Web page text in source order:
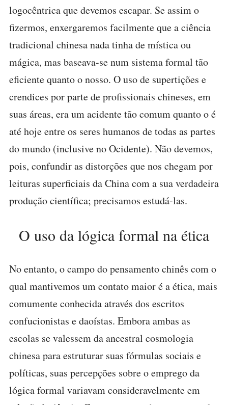
logocêntrica que devemos escapar. Se assim o
fizermos, enxergaremos facilmente que a ciência
tradicional chinesa nada tinha de mística ou
mágica, mas baseava-se num sistema formal tão
eficiente quanto o nosso. O uso de supertições e
crendices por parte de profissionais chineses, em
suas áreas, era um acidente tão comum quanto o é
até hoje entre os seres humanos de todas as partes
do mundo (inclusive no Ocidente). Não devemos,
pois, confundir as distorções que nos chegam por
leituras superficiais da China com a sua verdadeira
produção científica; precisamos estudá-las.
O uso da lógica formal na ética
No entanto, o campo do pensamento chinês com o
qual mantivemos um contato maior é a ética, mais
comumente conhecida através dos escritos
confucionistas e daoístas. Embora ambas as
escolas se valessem da ancestral cosmologia
chinesa para estruturar suas fórmulas sociais e
políticas, suas percepções sobre o emprego da
lógica formal variavam consideravelmente em